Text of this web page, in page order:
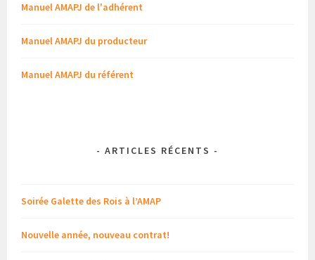
Manuel AMAPJ de l'adhérent
Manuel AMAPJ du producteur
Manuel AMAPJ du référent
- ARTICLES RÉCENTS -
Soirée Galette des Rois à l’AMAP
Nouvelle année, nouveau contrat!